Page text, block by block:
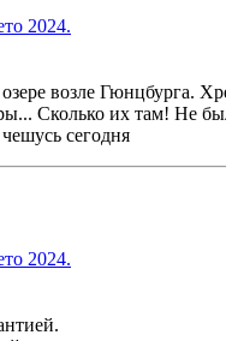
2024.
возле Гюнцбурга.
Сколько их там! Не
сегодня
2024.